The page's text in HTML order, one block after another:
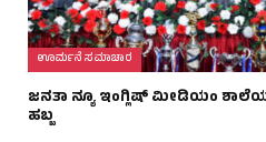
ಊರ್ಮನೆ ಸಮಾಚಾರ
ಜನತಾ ನ್ಯೂ ಇಂಗ್ಲಿಷ್ ಮೀಡಿಯಂ
ಹಬ್ಬ